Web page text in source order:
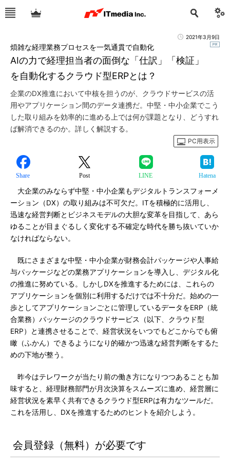
2021年3月9日
AIの力で経理担当者の面倒な「仕訳」「検証」
を自動化するクラウド型ERPとは？
煩雑な経理業務プロセスを一気通貫で自動化
企業のDX推進において中核を担うのが、クラウドサービスの活
用やアプリケーション間のデータ連携だ。中堅・中小企業でこう
した取り組みを効率的に進める上では何が課題となり、どうすれ
ば解消できるのか。詳しく解説する。
PC用表示
Share Post LINE Hatena
大企業のみならず中堅・中小企業もデジタルトランスフォーメ
ーション（DX）の取り組みは不可欠だ。ITを積極的に活用し、
迅速な経営判断とビジネスモデルの大胆な変革を目指して、あら
ゆることが目まぐるしく変化する不確定な時代を勝ち抜いていか
なければならない。
既にさまざまな中堅・中小企業が財務会計パッケージや人事給
与パッケージなどの業務アプリケーションを導入し、デジタル化
の推進に努めている。しかしDXを推進するためには、これらの
アプリケーションを個別に利用するだけでは不十分だ。始めの一
歩としてアプリケーションごとに管理しているデータをERP（統
合業務）パッケージのクラウドサービス（以下、クラウド型
ERP）と連携させることで、経営状況をいつでもどこからでも俯
瞰（ふかん）できるようになり的確かつ迅速な経営判断をするた
めの下地が整う。
昨今はテレワークが当たり前の働き方になりつつあることも加
味すると、経理財務部門が月次決算をスムーズに進め、経営層に
経営状況を素早く共有できるクラウド型ERPは有力なツールだ。
これを活用し、DXを推進するためのヒントを紹介しよう。
会員登録（無料）が必要です